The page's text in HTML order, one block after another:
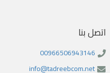
اتصل بنا
00966506943146
info@tadreebcom.net